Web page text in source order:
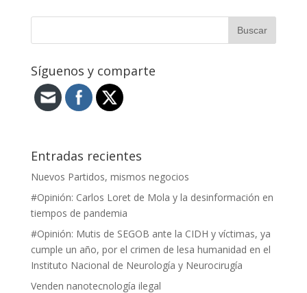
Síguenos y comparte
Entradas recientes
Nuevos Partidos, mismos negocios
#Opinión: Carlos Loret de Mola y la desinformación en
tiempos de pandemia
#Opinión: Mutis de SEGOB ante la CIDH y víctimas, ya
cumple un año, por el crimen de lesa humanidad en el
Instituto Nacional de Neurología y Neurocirugía
Venden nanotecnología ilegal